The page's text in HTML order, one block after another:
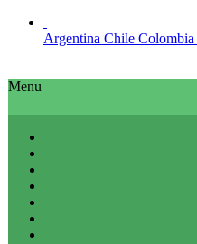
Argentina Chile Colombia
Menu